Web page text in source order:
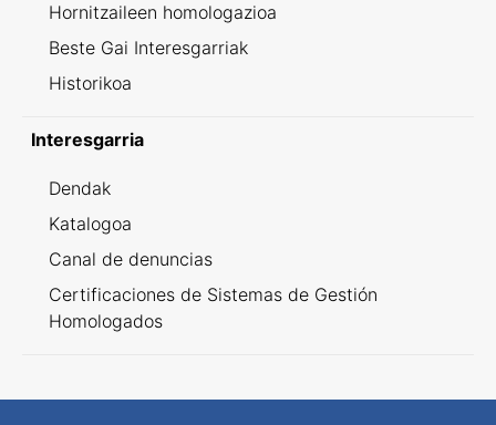
Hornitzaileen homologazioa
Beste Gai Interesgarriak
Historikoa
Interesgarria
Dendak
Katalogoa
Canal de denuncias
Certificaciones de Sistemas de Gestión
Homologados